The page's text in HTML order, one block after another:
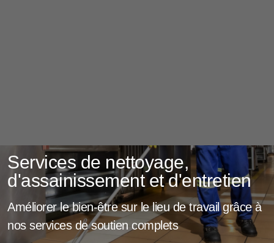
Services de nettoyage,
d'assainissement et d'entretien
Améliorer le bien-être sur le lieu de travail grâce à
nos services de soutien complets